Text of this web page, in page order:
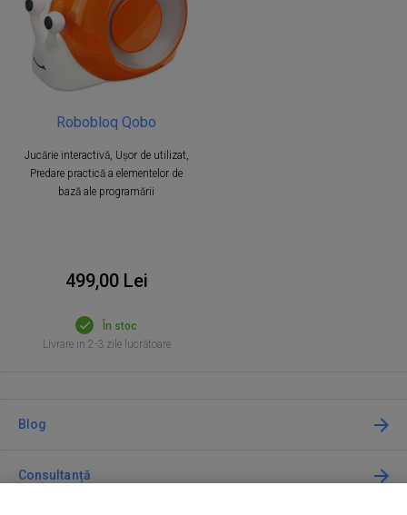
Robobloq Qobo
Jucărie interactivă, Ușor de utilizat,
Predare practică a elementelor de
bază ale programării
499,00 Lei
În stoc
Livrare in 2-3 zile lucrătoare
Blog
Consultanță